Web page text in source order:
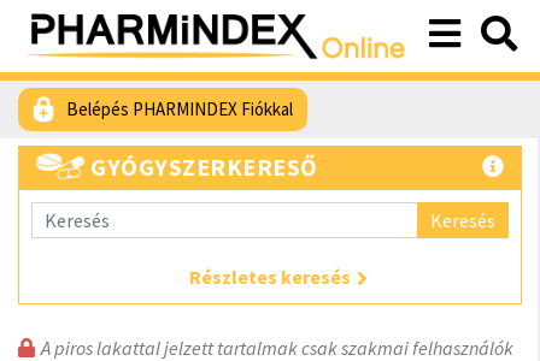
Belépés PHARMINDEX Fiókkal
GYÓGYSZERKERESŐ
Keresés
Részletes keresés
A piros lakattal jelzett tartalmak csak szakmai felhasználók